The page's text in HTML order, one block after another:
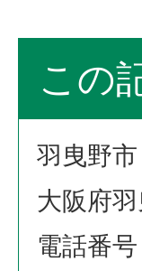
この
羽曳野
大阪府
電話番